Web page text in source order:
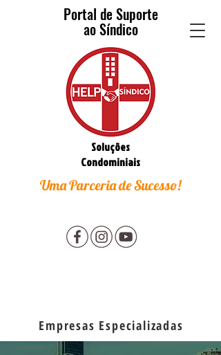
Portal de Suporte
ao Síndico
Soluções
Condominiais
Uma Parceria de Sucesso!
Empresas Especializadas